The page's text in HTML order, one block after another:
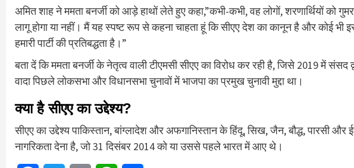
अमित शाह ने ममता बनर्जी को आड़े हाथों लेते हुए कहा,”कभी-कभी, वह लोगों, शरणार्थियों को
लागू होगा या नहीं। मैं यह स्पष्ट रूप से कहना चाहता हूं कि सीएए देश का कानून है और कोई भी
हमारी पार्टी की प्रतिबद्धता है।”
बता दें कि ममता बनर्जी के नेतृत्व वाली टीएमसी सीएए का विरोध कर रही है, जिसे 2019 में संसद
वादा पिछले लोकसभा और विधानसभा चुनावों में भाजपा का प्रमुख चुनावी मुद्दा था।
क्या है सीएए का उद्देश्य?
सीएए का उद्देश्य पाकिस्तान, बांग्लादेश और अफगानिस्तान के हिंदू, सिख, जैन, बौद्ध, पारसी
नागरिकता देना है, जो 31 दिसंबर 2014 को या उससे पहले भारत में आए थे।